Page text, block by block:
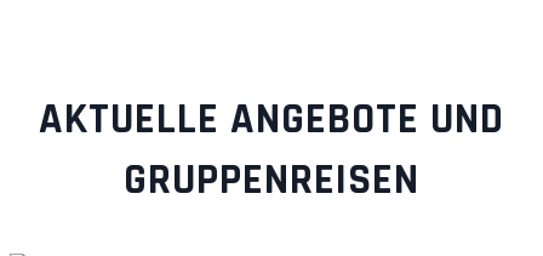
AKTUELLE ANGEBOTE UND
GRUPPENREISEN